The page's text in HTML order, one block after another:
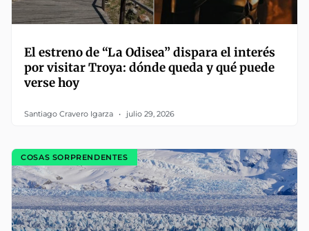
El estreno de “La Odisea” dispara el interés
por visitar Troya: dónde queda y qué puede
verse hoy
Santiago Cravero Igarza julio 29, 2026
COSAS SORPRENDENTES